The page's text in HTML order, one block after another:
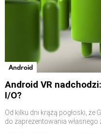
Android
Android VR
I/O?
Od kilku dni krążą pogłoski,
do zaprezentowania własnego